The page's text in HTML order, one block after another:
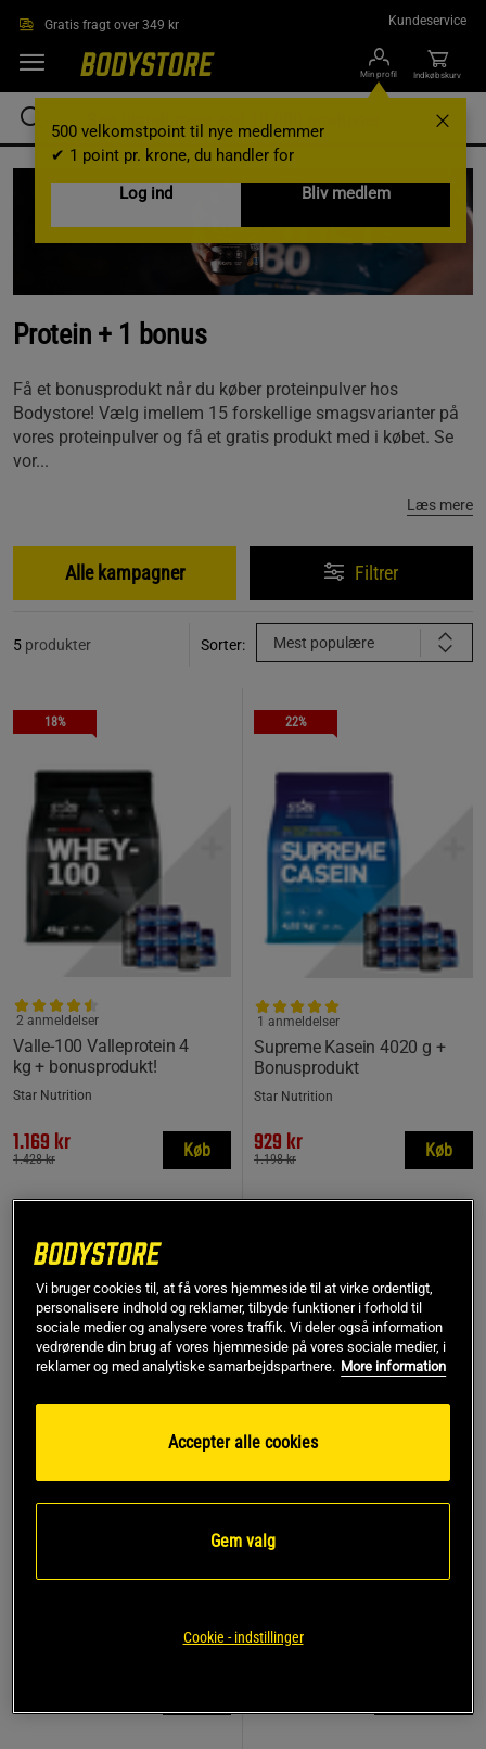
Gratis fragt over 349 kr Kundeservice
Min profil
500 velkomstpoint til nye medlemmer
✔ 1 point pr. krone, du handler for
Log ind
Bliv medlem
Indkøbskurv
Protein + 1 bonus
Få et bonusprodukt når du køber proteinpulver hos
Bodystore! Vælg imellem 15 forskellige smagsvarianter på
vores proteinpulver og få et gratis produkt med i købet. Se
vor...
Læs mere
Alle kampagner Filtrer
5 produkter Sorter: Mest populære
18%
Valle-100 Valleprotein 4
kg + bonusprodukt!
2 anmeldelser
Star Nutrition
1.169 kr
1.428 kr Køb
22%
Supreme Kasein 4020 g +
Bonusprodukt
1 anmeldelser
Star Nutrition
929 kr
1.198 kr Køb
28%
Complex Gainer 5,4 kg +
Star Nutrition
Vi bruger cookies til, at få vores hjemmeside til at virke ordentligt,
personalisere indhold og reklamer, tilbyde funktioner i forhold til
sociale medier og analysere vores traffik. Vi deler også information
vedrørende din brug af vores hjemmeside på vores sociale medier, i
reklamer og med analytiske samarbejdspartnere. More information
Accepter alle cookies
Gem valg
Cookie - indstillinger